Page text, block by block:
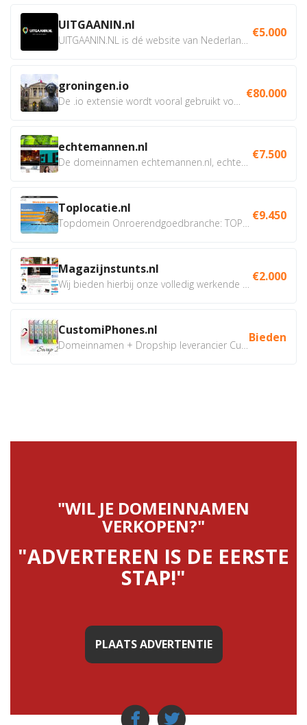
UITGAANIN.nl €5.000
groningen.io €80.000
echtemannen.nl €7.500
Toplocatie.nl €9.450
Magazijnstunts.nl €2.000
CustomiPhones.nl Bieden
"WIL JE DOMEINNAMEN
VERKOPEN?"
"ADVERTEREN IS DE EERSTE
STAP!"
PLAATS ADVERTENTIE